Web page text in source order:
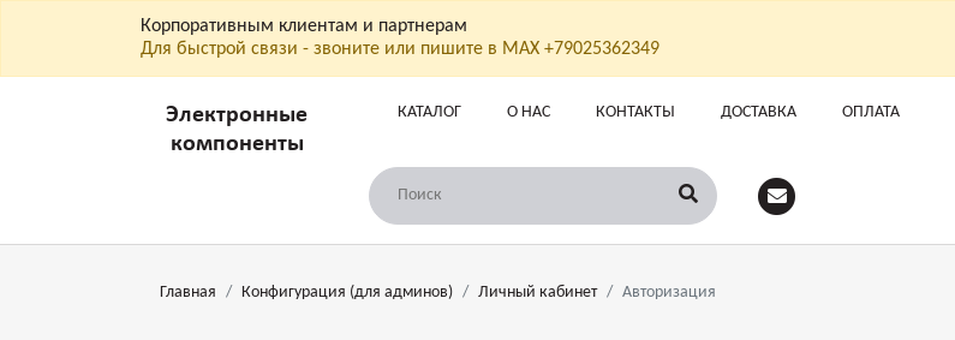
Корпоративным клиентам и партнерам
Для быстрой связи - звоните или пишите в МАХ +79025362349
Электронные
компоненты
КАТАЛОГ О НАС КОНТАКТЫ ДОСТАВКА ОПЛАТА
Главная Конфигурация (для админов) Личный кабинет Авторизация